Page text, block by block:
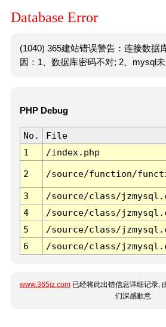
Database Error
(1040) 365建站错误警告：连接数据
因：1、数据库密码不对; 2、mysql未
PHP Debug
No. File
1
/index.php
2 /source/function/
3 /source/class/
4
/source/class/
5
/source/class/
6
/source/class/
www.365jz.com 已经将此出错信息详细记录,
们深感歉意.